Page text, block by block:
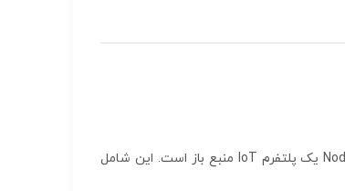
یک سیستم عامل و کیت توسعه منبع باز به شما کمک می کند محصول IoT خود را در چند خط اسکریپت Lua نمونه اولیه کنید. NodeMcu یک پلتفرم IoT منبع باز است. این شامل